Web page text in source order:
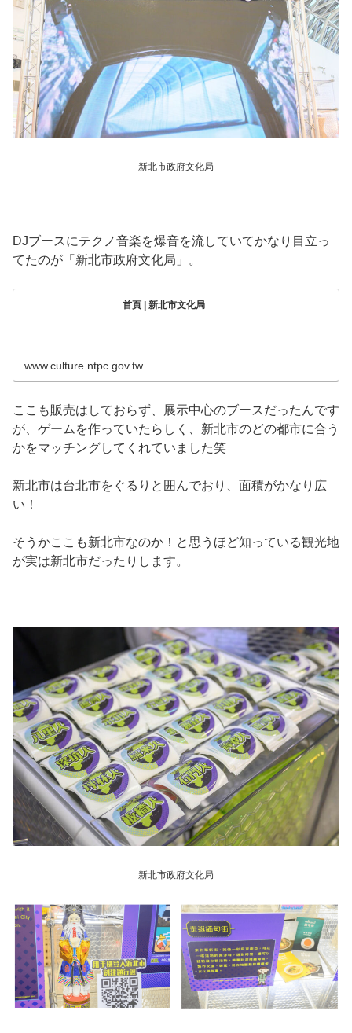
新北市政府文化局
DJブースにテクノ音楽を爆音を流していてかなり目立っ
てたのが「新北市政府文化局」。
首頁 | 新北市文化局
www.culture.ntpc.gov.tw
ここも販売はしておらず、展示中心のブースだったんです
が、ゲームを作っていたらしく、新北市のどの都市に合う
かをマッチングしてくれていました笑
新北市は台北市をぐるりと囲んでおり、面積がかなり広
い！
そうかここも新北市なのか！と思うほど知っている観光地
が実は新北市だったりします。
新北市政府文化局